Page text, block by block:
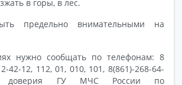
в горы, в лес.
предельно внимательными на
нужно сообщать по телефонам: 8
42-12, 112, 01, 010, 101, 8(861)-268-64-
доверия ГУ МЧС России по